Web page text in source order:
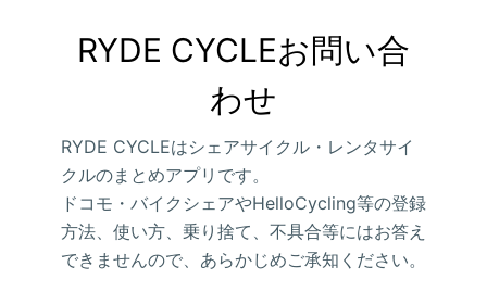
RYDE CYCLEお問い合
わせ
RYDE CYCLEはシェアサイクル・レンタサイ
クルのまとめアプリです。
ドコモ・バイクシェアやHelloCycling等の登録
方法、使い方、乗り捨て、不具合等にはお答え
できませんので、あらかじめご承知ください。